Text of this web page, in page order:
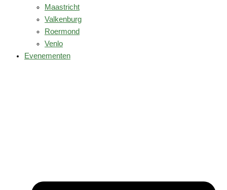
Maastricht
Valkenburg
Roermond
Venlo
Evenementen